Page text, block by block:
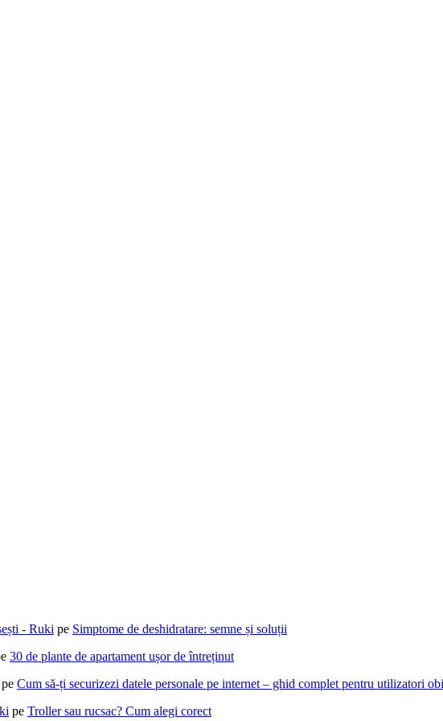
- Ruki pe Simptome de deshidratare: semne și soluții
30 de plante de apartament ușor de întreținut
pe Cum să-ți securizezi datele personale pe internet – ghid complet pentru utilizatori
pe Troller sau rucsac? Cum alegi corect